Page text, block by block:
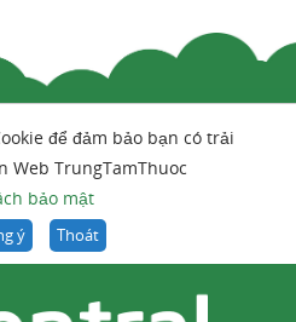
để đảm bảo bạn có trải
Web TrungTamThuoc
bảo mật
ý Thoát